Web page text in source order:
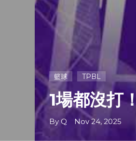
籃球 TPBL
1場都沒打
By Q Nov 24, 2025